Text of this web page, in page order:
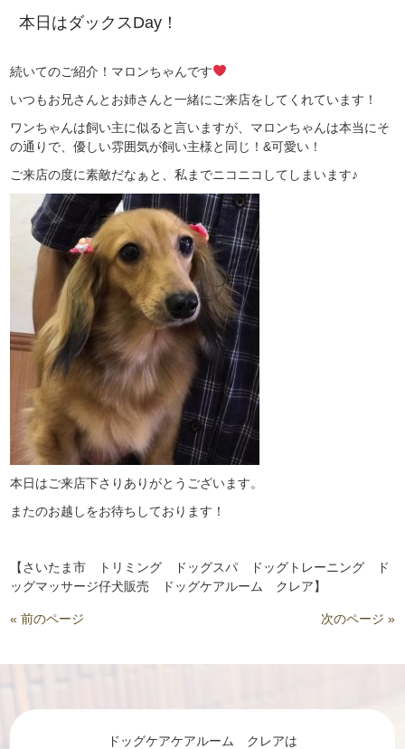
本日はダックスDay！
続いてのご紹介！マロンちゃんです
いつもお兄さんとお姉さんと一緒にご来店をしてくれています！
ワンちゃんは飼い主に似ると言いますが、マロンちゃんは本当にそ
の通りで、優しい雰囲気が飼い主様と同じ！&可愛い！
ご来店の度に素敵だなぁと、私までニコニコしてしまいます♪
本日はご来店下さりありがとうございます。
またのお越しをお待ちしております！
【さいたま市 トリミング ドッグスパ ドッグトレーニング ド
ッグマッサージ仔犬販売 ドッグケアルーム クレア】
« 前のページ 次のページ »
ドッグケアケアルーム クレアは